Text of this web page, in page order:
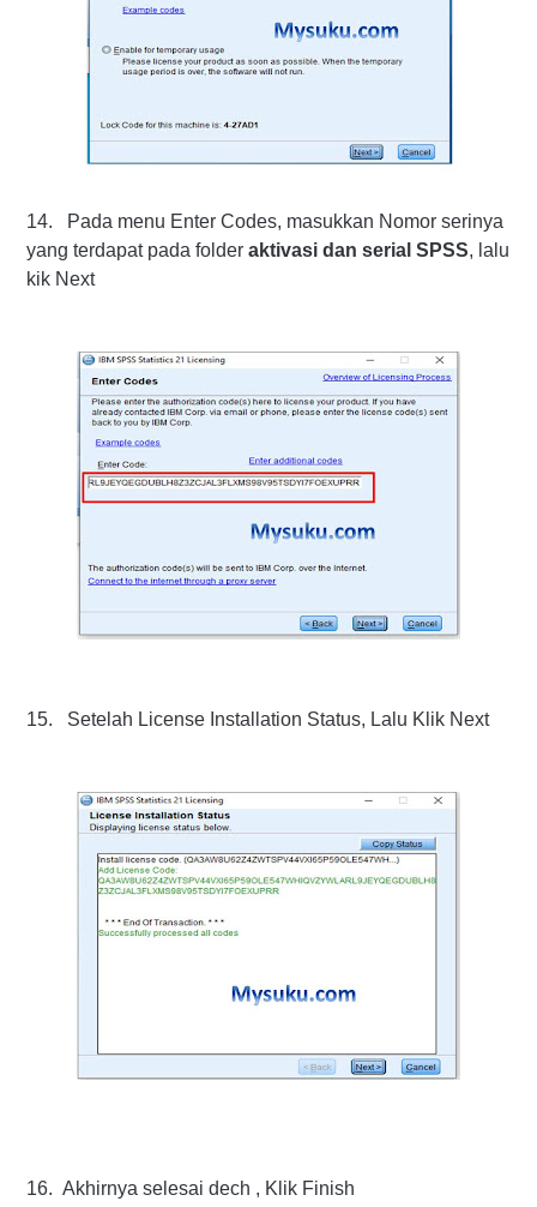
14. Pada menu Enter Codes, masukkan Nomor serinya
yang terdapat pada folder aktivasi dan serial SPSS, lalu
kik Next
15. Setelah License Installation Status, Lalu Klik Next
16. Akhirnya selesai dech , Klik Finish